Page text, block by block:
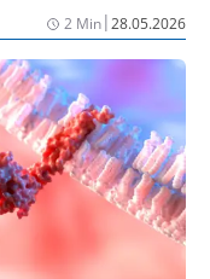
2 Min|28.05.2026